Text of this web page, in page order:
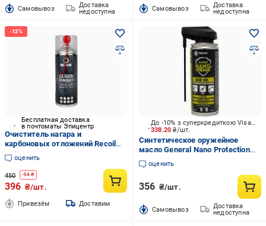
Cамовывоз
Доставка
недоступна
Cамовывоз
Доставка
недоступна
Бесплатная доставка
в почтоматы Эпицентр
Очиститель нагара и
карбоновых отложений Recoil
400 мл (DOGL-10)
оценить
450 -54 ₴
396 ₴/шт.
Привезём Доставим
338.20₴/шт.
До -10% з суперкредиткою Visa Вигода
Синтетическое оружейное
масло General Nano Protection
200 мл
оценить
356 ₴/шт.
Cамовывоз
Доставка
недоступна